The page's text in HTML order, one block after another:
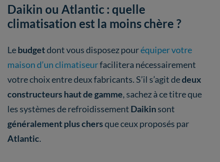
Daikin ou Atlantic : quelle
climatisation est la moins chère ?
Lebudgetdont vous disposez pouréquiper votre
maison d’un climatiseurfacilitera nécessairement
votre choix entre deux fabricants. S’il s’agit dedeux
constructeurs haut de gamme, sachez à ce titre que
les systèmes de refroidissement Daikinsont
généralement plus chersque ceux proposés par
Atlantic.